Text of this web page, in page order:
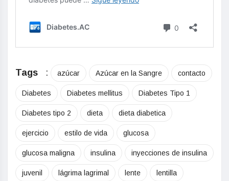
Tags : azúcar Azúcar en la Sangre contacto
Diabetes Diabetes mellitus Diabetes Tipo 1
Diabetes tipo 2 dieta dieta diabetica
ejercicio estilo de vida glucosa
glucosa maligna insulina inyecciones de insulina
juvenil lágrima lagrimal lente lentilla